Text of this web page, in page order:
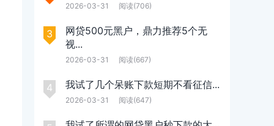
2026-03-31 阅读(706)
3
网贷500元黑户，鼎力推荐5个无
视...
2026-03-31 阅读(667)
4 我试了几个呆账下款短期不看征信...
2026-03-31 阅读(647)